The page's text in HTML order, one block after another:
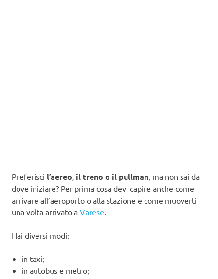
Preferisci l’aereo, il treno o il pullman, ma non sai da
dove iniziare? Per prima cosa devi capire anche come
arrivare all’aeroporto o alla stazione e come muoverti
una volta arrivato a Varese.
Hai diversi modi:
in taxi;
in autobus e metro;